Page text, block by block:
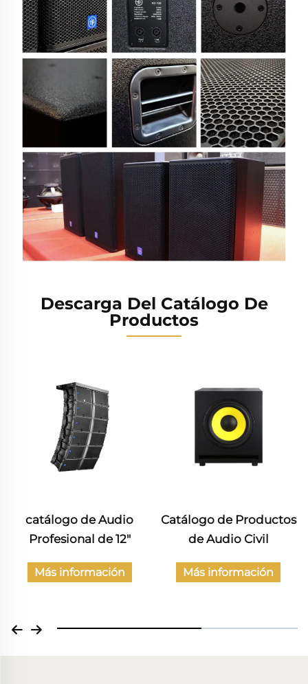
Descarga Del Catálogo De
Productos
catálogo de Audio
Profesional de 12"
Más información
Catálogo de Productos
de Audio Civil
Más información